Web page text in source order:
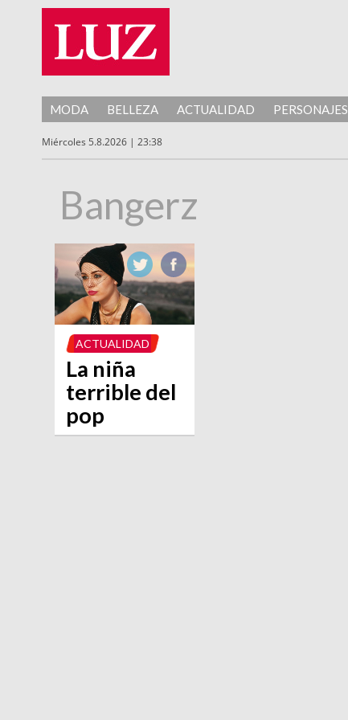
MODA BELLEZA ACTUALIDAD PERSONAJES
Miércoles 5.8.2026 | 23:38
Bangerz
ACTUALIDAD
La niña
terrible del
pop